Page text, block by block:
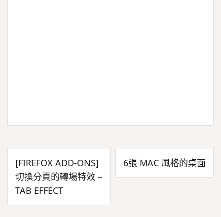
文
章
導
覽
[FIREFOX ADD-ONS]
切換分頁的轉場特效 –
TAB EFFECT
6張 MAC 風格的桌面